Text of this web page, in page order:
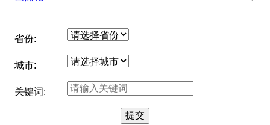
省份:
城市:
关键词: